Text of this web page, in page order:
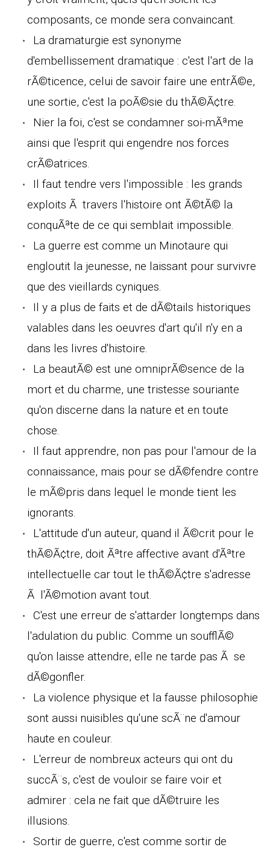
composants, ce monde sera convaincant.
La dramaturgie est synonyme
d'embellissement dramatique : c'est l'art de la
rÃ©ticence, celui de savoir faire une entrÃ©e,
une sortie, c'est la poÃ©sie du thÃ©Ã¢tre.
Nier la foi, c'est se condamner soi-mÃªme
ainsi que l'esprit qui engendre nos forces
crÃ©atrices.
Il faut tendre vers l'impossible : les grands
exploits Ã travers l'histoire ont Ã©tÃ© la
conquÃªte de ce qui semblait impossible.
La guerre est comme un Minotaure qui
engloutit la jeunesse, ne laissant pour survivre
que des vieillards cyniques.
Il y a plus de faits et de dÃ©tails historiques
valables dans les oeuvres d'art qu'il n'y en a
dans les livres d'histoire.
La beautÃ© est une omniprÃ©sence de la
mort et du charme, une tristesse souriante
qu'on discerne dans la nature et en toute
chose.
Il faut apprendre, non pas pour l'amour de la
connaissance, mais pour se dÃ©fendre contre
le mÃ©pris dans lequel le monde tient les
ignorants.
L'attitude d'un auteur, quand il Ã©crit pour le
thÃ©Ã¢tre, doit Ãªtre affective avant d'Ãªtre
intellectuelle car tout le thÃ©Ã¢tre s'adresse
Ã l'Ã©motion avant tout.
C'est une erreur de s'attarder longtemps dans
l'adulation du public. Comme un soufflÃ©
qu'on laisse attendre, elle ne tarde pas Ã se
dÃ©gonfler.
La violence physique et la fausse philosophie
sont aussi nuisibles qu'une scÃ¨ne d'amour
haute en couleur.
L'erreur de nombreux acteurs qui ont du
succÃ¨s, c'est de vouloir se faire voir et
admirer : cela ne fait que dÃ©truire les
illusions.
Sortir de guerre, c'est comme sortir de